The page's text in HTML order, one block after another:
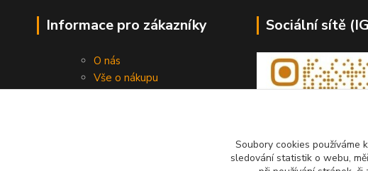
Informace pro zákazníky
O nás
Vše o nákupu
Sociální sítě
Soubory cookies používáme
sledování statistik o webu,